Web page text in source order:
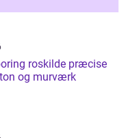
roskilde præcise
og murværk